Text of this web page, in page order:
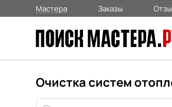
Мастера Заказы
Очистка систем